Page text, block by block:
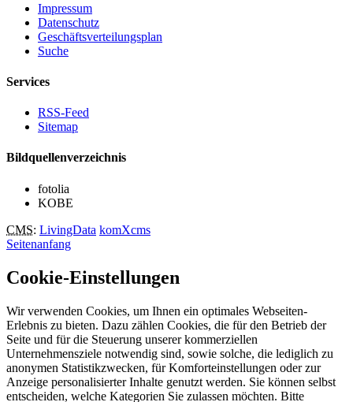
Impressum
Datenschutz
Geschäftsverteilungsplan
Suche
Services
RSS-Feed
Sitemap
Bildquellenverzeichnis
fotolia
KOBE
CMS: LivingData komXcms
Seitenanfang
Cookie-Einstellungen
Wir verwenden Cookies, um Ihnen ein optimales Webseiten-
Erlebnis zu bieten. Dazu zählen Cookies, die für den Betrieb der
Seite und für die Steuerung unserer kommerziellen
Unternehmensziele notwendig sind, sowie solche, die lediglich zu
anonymen Statistikzwecken, für Komforteinstellungen oder zur
Anzeige personalisierter Inhalte genutzt werden. Sie können selbst
entscheiden, welche Kategorien Sie zulassen möchten. Bitte